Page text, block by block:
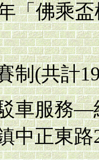
「佛乘
制(共計
車服務—
中正東路